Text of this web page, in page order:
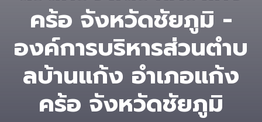
คร้อ จังหวัดชัยภูมิ -
องค์การบริหารส่วนตําบ
ลบ้านแก้ง อำเภอแก้ง
คร้อ จังหวัดชัยภูมิ